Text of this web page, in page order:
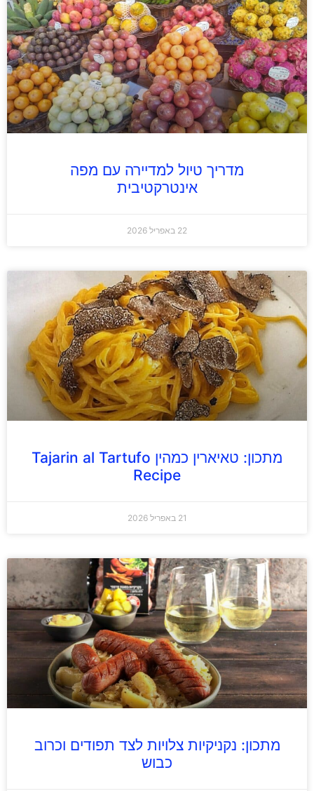
מדריך טיול למדיירה עם מפה
אינטרקטיבית
22 באפריל 2026
מתכון: טאיארין כמהין Tajarin al Tartufo
Recipe
21 באפריל 2026
מתכון: נקניקיות צלויות לצד תפודים וכרוב
כבוש